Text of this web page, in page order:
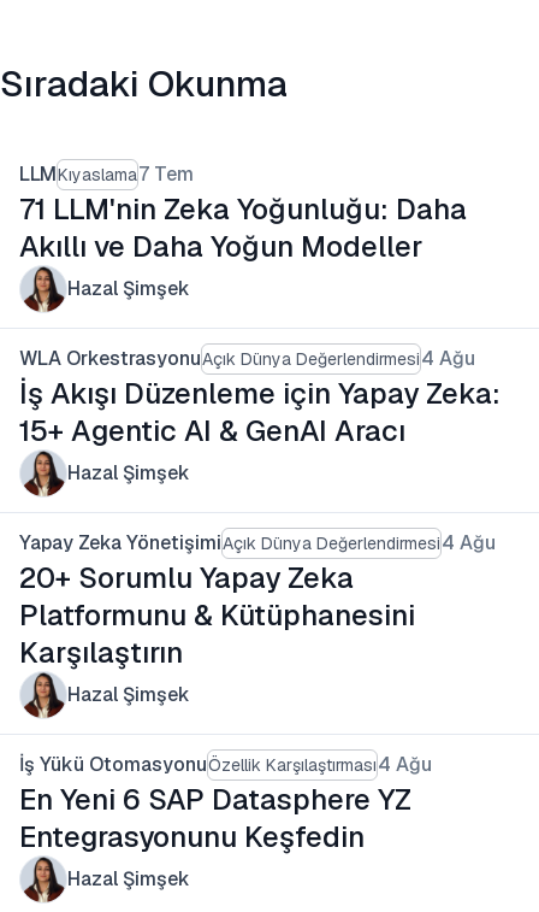
Sıradaki Okunma
LLMKıyaslama7 Tem
71 LLM'nin Zeka Yoğunluğu: Daha
Akıllı ve Daha Yoğun Modeller
Hazal Şimşek
WLA OrkestrasyonuAçık Dünya Değerlendirmesi4 Ağu
İş Akışı Düzenleme için Yapay Zeka:
15+ Agentic AI & GenAI Aracı
Hazal Şimşek
Yapay Zeka YönetişimiAçık Dünya Değerlendirmesi4 Ağu
20+ Sorumlu Yapay Zeka
Platformunu & Kütüphanesini
Karşılaştırın
Hazal Şimşek
İş Yükü OtomasyonuÖzellik Karşılaştırması4 Ağu
En Yeni 6 SAP Datasphere YZ
Entegrasyonunu Keşfedin
Hazal Şimşek